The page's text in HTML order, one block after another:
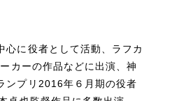
心に役者として活動、ラフカ
カーの作品などに出演、神
ンプリ2016年６月期の役者